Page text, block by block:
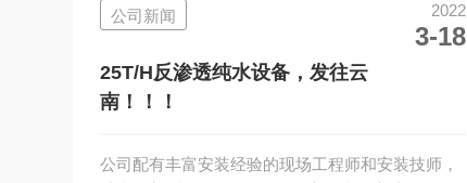
员的培训。我公司对用户实行设备一年保修，终身
服务的原则，均建立档案，进行跟踪服务，确保质
量水平。
公司新闻 2022
3-18
25T/H反渗透纯水设备，发往云
南！！！
公司配有丰富安装经验的现场工程师和安装技师，